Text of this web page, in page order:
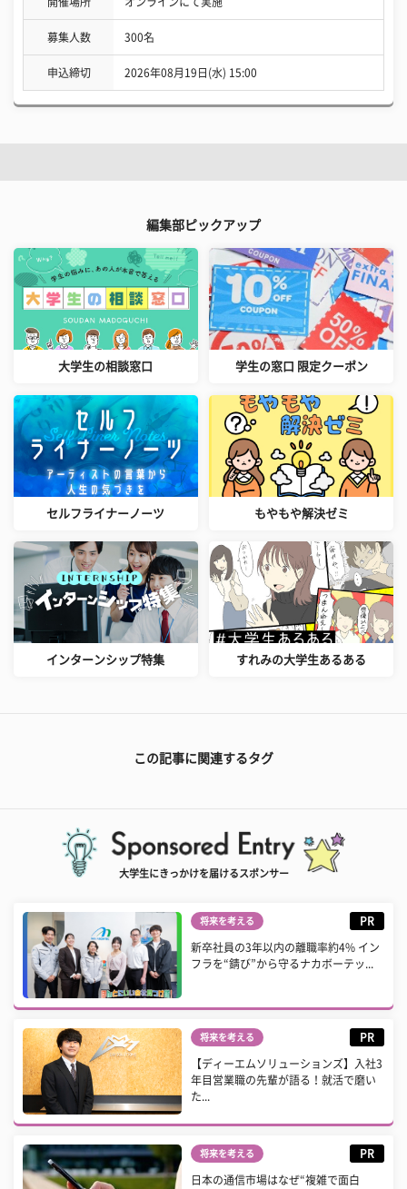
開催場所 オンラインにて実施
募集人数 300名
申込締切 2026年08月19日(水) 15:00
編集部ピックアップ
大学生の相談窓口 学生の窓口 限定クーポン
セルフライナーノーツ もやもや解決ゼミ
インターンシップ特集 すれみの大学生あるある
この記事に関連するタグ
大学生にきっかけを届けるスポンサー
将来を考える PR
新卒社員の3年以内の離職率約4% イン
フラを“錆び”から守るナカボーテッ...
将来を考える PR
【ディーエムソリューションズ】入社3
年目営業職の先輩が語る！就活で磨い
た...
将来を考える PR
日本の通信市場はなぜ“複雑で面白